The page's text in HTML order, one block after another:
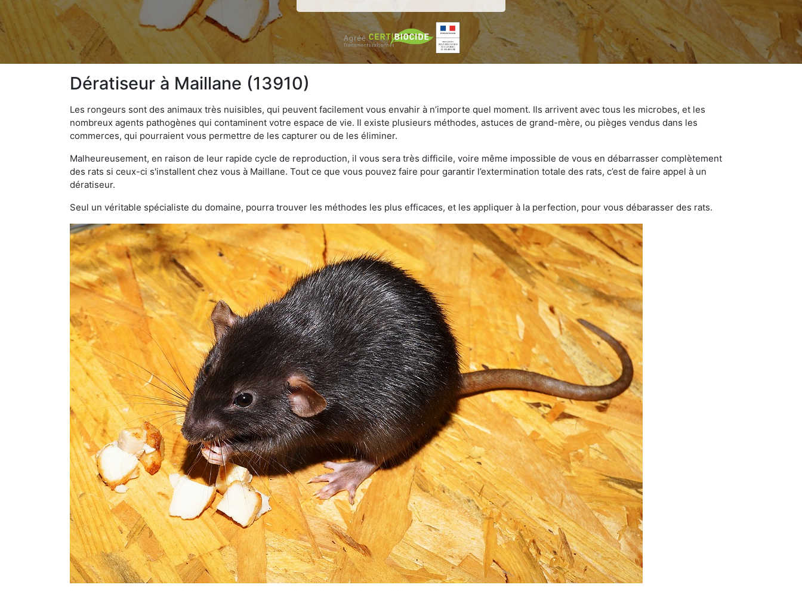
Dératiseur à Maillane (13910)
Les rongeurs sont des animaux très nuisibles, qui peuvent facilement vous envahir à n’importe quel moment. Ils arrivent avec tous les microbes, et les
nombreux agents pathogènes qui contaminent votre espace de vie. Il existe plusieurs méthodes, astuces de grand-mère, ou pièges vendus dans les
commerces, qui pourraient vous permettre de les capturer ou de les éliminer.
Malheureusement, en raison de leur rapide cycle de reproduction, il vous sera très difficile, voire même impossible de vous en débarrasser complètement
des rats si ceux-ci s'installent chez vous à Maillane. Tout ce que vous pouvez faire pour garantir l’extermination totale des rats, c’est de faire appel à un
dératiseur.
Seul un véritable spécialiste du domaine, pourra trouver les méthodes les plus efficaces, et les appliquer à la perfection, pour vous débarasser des rats.